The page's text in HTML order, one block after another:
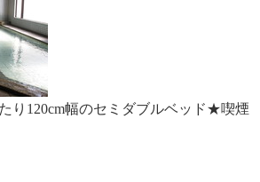
り120cm幅のセミダブルベッド★喫煙